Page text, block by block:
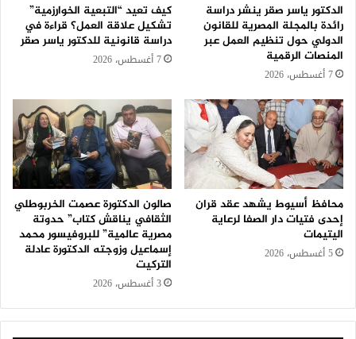
الدكتور ياسر صقر ينشر دراسة
رائدة بالمجلة المصرية للقانون
الدولي حول تنظيم العمل عبر
المنصات الرقمية
7 أغسطس، 2026
كيف تعيد “التبعية الخوارزمية”
تشكيل علاقة العمل؟ قراءة في
دراسة قانونية للدكتور ياسر صقر
7 أغسطس، 2026
محافظ أسيوط يشهد عقد قران
إحدى فتيات دار الصفا لرعاية
اليتيمات
5 أغسطس، 2026
صالون الدكتورة عصمت الخربوطلي
الثقافي يناقش كتاب” حدوتة
مصرية عالمية” للبروفيسور محمد
إسماعيل وزوجته الدكتورة عادلة
التركيت
3 أغسطس، 2026